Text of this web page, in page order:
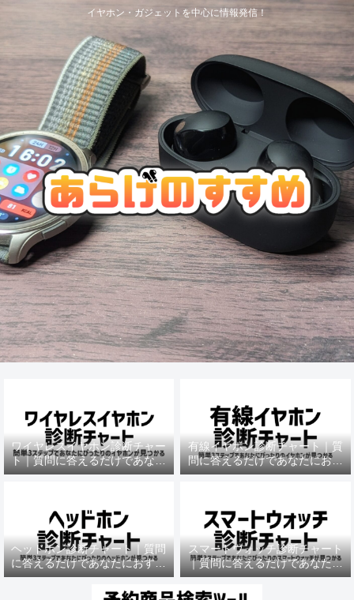
イヤホン・ガジェットを中心に情報発信！
ワイヤレスイヤホン診断チャー
ト｜質問に答えるだけであなた
におすすめの機種がわかる
有線イヤホン診断チャート｜質
問に答えるだけであなたにおす
すめの機種がわかる
ヘッドホン診断チャート｜質問
に答えるだけであなたにおすす
めの機種がわかる
スマートウォッチ診断チャート
｜質問に答えるだけであなたに
おすすめの機種がわかる